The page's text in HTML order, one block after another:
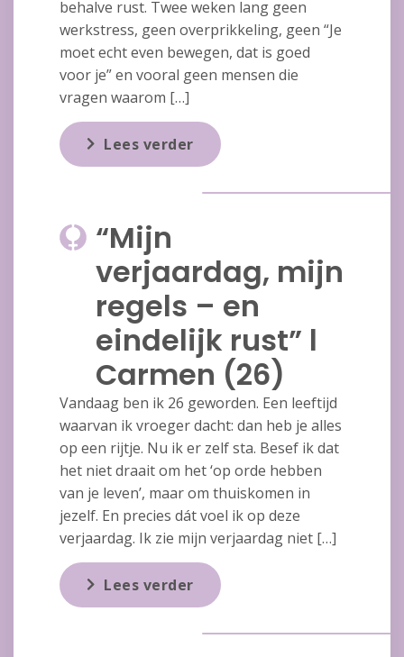
behalve rust. Twee weken lang geen
werkstress, geen overprikkeling, geen “Je
moet echt even bewegen, dat is goed
voor je” en vooral geen mensen die
vragen waarom […]
Lees verder
“Mijn
verjaardag, mijn
regels – en
eindelijk rust” l
Carmen (26)
Vandaag ben ik 26 geworden. Een leeftijd
waarvan ik vroeger dacht: dan heb je alles
op een rijtje. Nu ik er zelf sta. Besef ik dat
het niet draait om het ‘op orde hebben
van je leven’, maar om thuiskomen in
jezelf. En precies dát voel ik op deze
verjaardag. Ik zie mijn verjaardag niet […]
Lees verder